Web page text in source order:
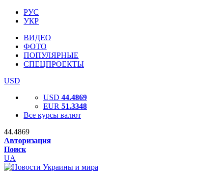
РУС
УКР
ВИДЕО
ФОТО
ПОПУЛЯРНЫЕ
СПЕЦПРОЕКТЫ
USD
USD 44.4869
EUR 51.3348
Все курсы валют
44.4869
Авторизация
Поиск
UA